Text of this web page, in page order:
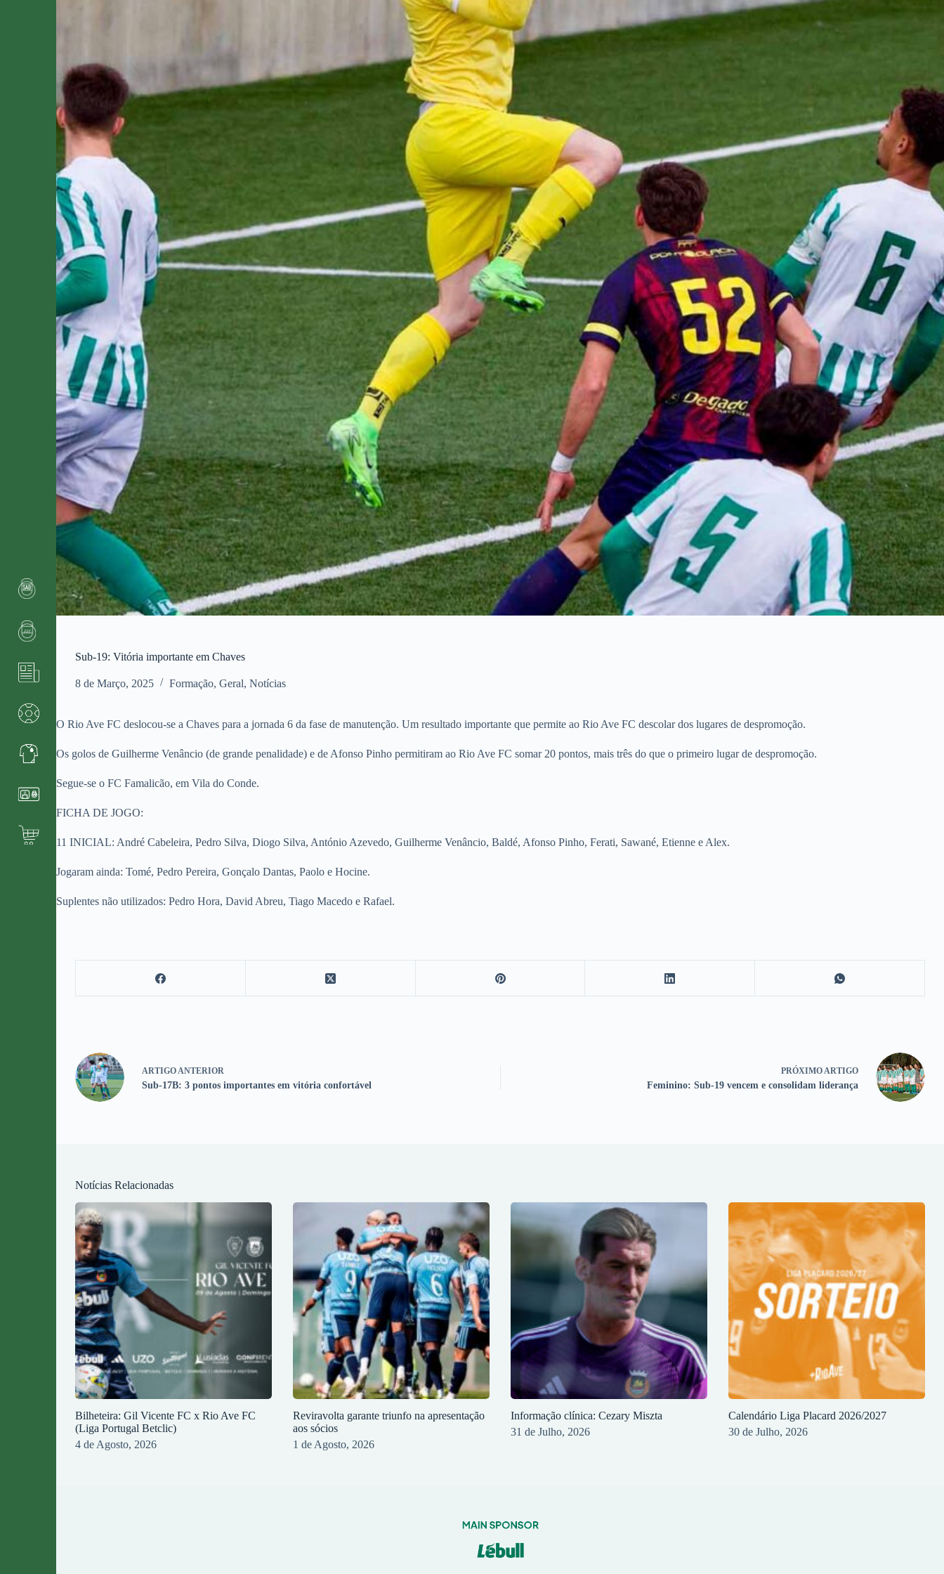
Sub-19: Vitória importante em Chaves
8 de Março, 2025 Formação,Geral,Notícias
O Rio Ave FC deslocou-se a Chaves para a jornada 6 da fase de manutenção. Um resultado importante que permite ao Rio Ave FC descolar dos lugares de despromoção.
Os golos de Guilherme Venâncio (de grande penalidade) e de Afonso Pinho permitiram ao Rio Ave FC somar 20 pontos, mais três do que o primeiro lugar de despromoção.
Segue-se o FC Famalicão, em Vila do Conde.
FICHA DE JOGO:
11 INICIAL: André Cabeleira, Pedro Silva, Diogo Silva, António Azevedo, Guilherme Venâncio, Baldé, Afonso Pinho, Ferati, Sawané, Etienne e Alex.
Jogaram ainda: Tomé, Pedro Pereira, Gonçalo Dantas, Paolo e Hocine.
Suplentes não utilizados: Pedro Hora, David Abreu, Tiago Macedo e Rafael.
ARTIGO ANTERIOR
Sub-17B: 3 pontos importantes em vitória confortável
PRÓXIMO ARTIGO
Feminino: Sub-19 vencem e consolidam liderança
Notícias Relacionadas
Bilheteira: Gil Vicente FC x Rio Ave FC
(Liga Portugal Betclic)
4 de Agosto, 2026
Reviravolta garante triunfo na apresentação
aos sócios
1 de Agosto, 2026
Informação clínica: Cezary Miszta
31 de Julho, 2026
Calendário Liga Placard 2026/2027
30 de Julho, 2026